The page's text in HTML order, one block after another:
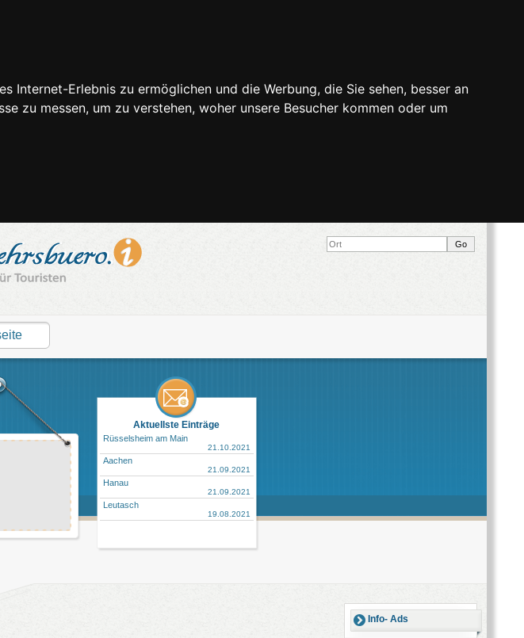
Internet-Erlebnis zu ermöglichen und die Werbung, die Sie sehen, besser an
zu messen, um zu verstehen, woher unsere Besucher kommen oder um
Aktuellste Einträge
Rüsselsheim am Main
21.10.2021
Aachen
21.09.2021
Hanau
21.09.2021
Leutasch
19.08.2021
Info- Ads